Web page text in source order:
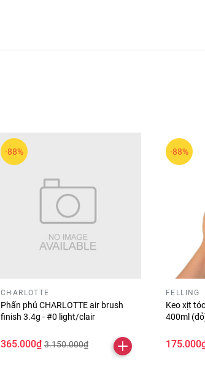
-88%
CHARLOTTE
Phấn phủ CHARLOTTE air brush
finish 3.4g - #0 light/clair
365.000₫ 3.150.000₫
-88%
FELLING
Keo xịt
400ml